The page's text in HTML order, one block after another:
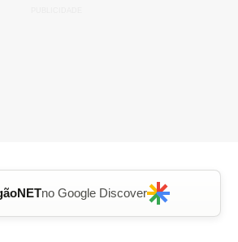
no Google Discover